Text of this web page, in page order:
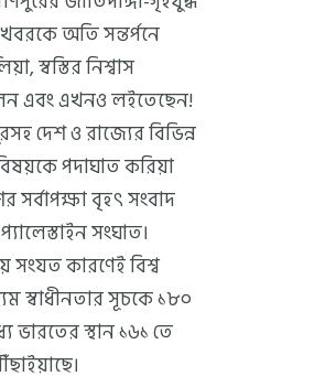
অতি সন্তর্পনে
স্বস্তির নিশ্বাস
এবং এখনও লইতেছেন!
দেশ ও রাজ্যের বিভিন্ন
পদাঘাত করিয়া
বৃহৎ সংবাদ
সংঘাত।
সংযত কারণেই বিশ্ব
স্বাধীনতার সূচকে ১৮০
ভারতের স্থান ১৬১ তে